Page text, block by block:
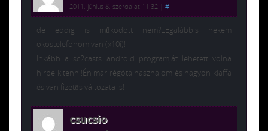
2011. június 8. szerda at 11:32 #
de eddig is működött nem?LEgalábbis nekem
okostelefonom van (x10i)!
Inkább a sc2casts android programját lehetett volna
hírbe kitenni!Én már régóta használom és nagyon klaffa
és van fizetős változata is!
csucsio